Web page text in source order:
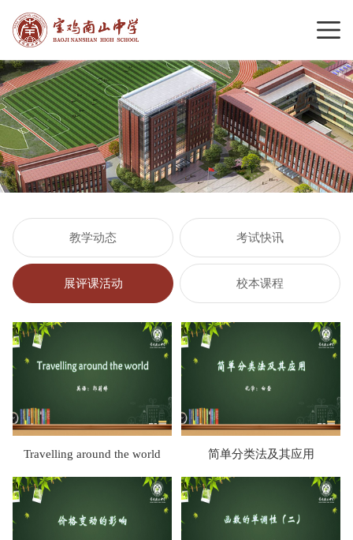
教学动态 考试快讯
展评课活动 校本课程
Travelling around the world 简单分类法及其应用